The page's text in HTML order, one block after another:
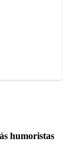
humoristas